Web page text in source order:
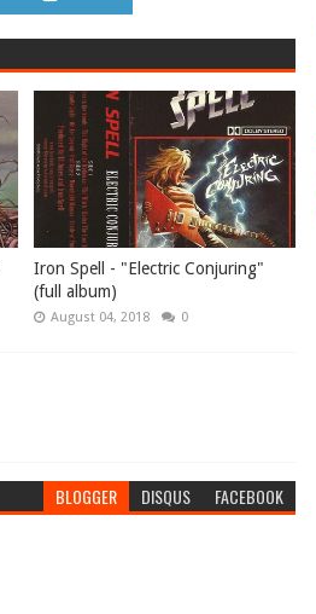
Iron Spell - "Electric Conjuring"
(full album)
August 04, 2018 0
BLOGGER DISQUS FACEBOOK